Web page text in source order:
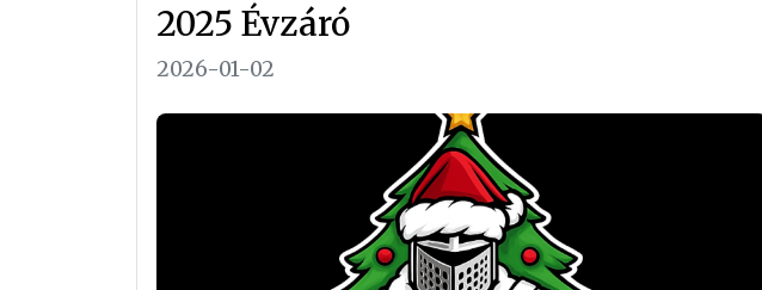
2025 Évzáró
2026-01-02